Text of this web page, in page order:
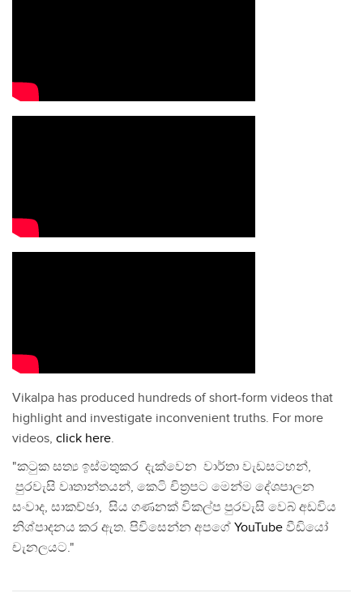
Vikalpa has produced hundreds of short-form videos that
highlight and investigate inconvenient truths. For more
videos, click here.
"කටුක සත්‍ය ඉස්මතුකර දැක්වෙන වාර්තා වැඩසටහන්,
පුරවැසි වෘතාන්තයන්, කෙටි චිත්‍රපට මෙන්ම දේශපාලන
සංවාද, සාකච්ඡා, සිය ගණනක් විකල්ප පුරවැසි වෙබ් අඩවිය
නිශ්පාදනය කර ඇත. පිවිසෙන්න අපගේ YouTube වීඩියෝ
චැනලයට."